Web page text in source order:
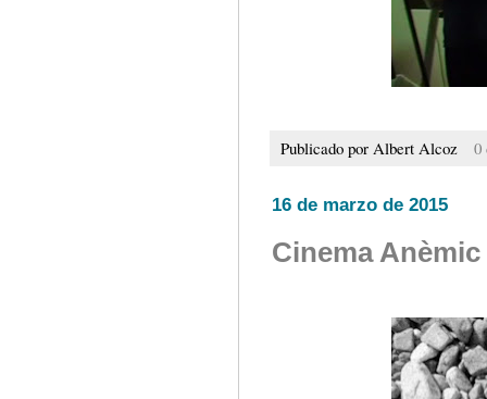
Publicado por Albert Alcoz 0
16 de marzo de 2015
Cinema